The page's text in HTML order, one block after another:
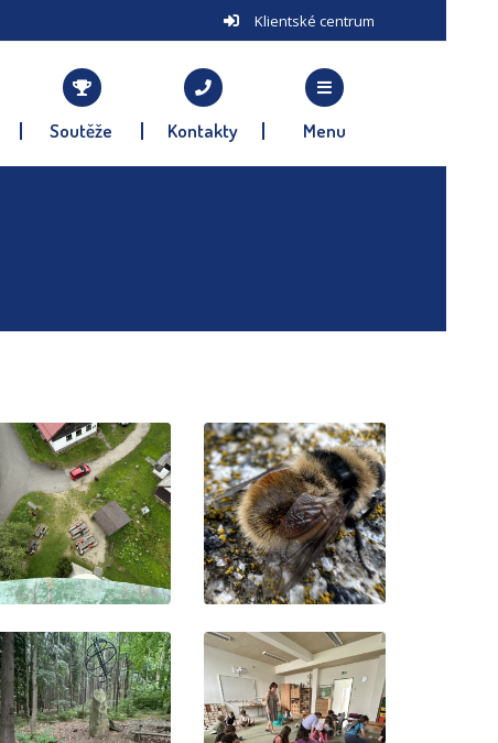
Klientské centrum
Soutěže Kontakty Menu